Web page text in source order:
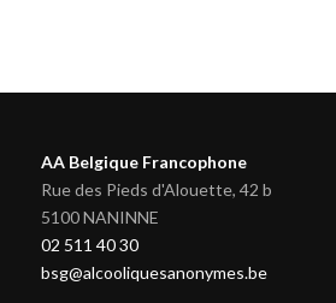
AA Belgique Francophone
Rue des Pieds d'Alouette, 42 b
5100 NANINNE
02 511 40 30
bsg@alcooliquesanonymes.be